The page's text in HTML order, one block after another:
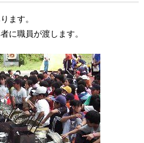
ます。
に職員が渡します。